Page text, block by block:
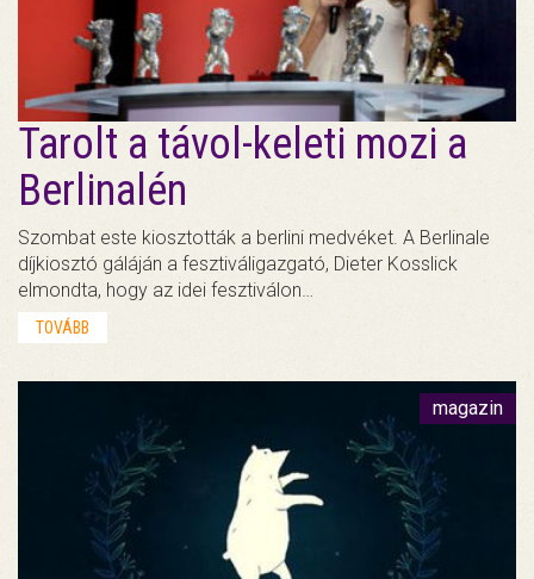
Tarolt a távol-keleti mozi a
Berlinalén
Szombat este kiosztották a berlini medvéket. A Berlinale
díjkiosztó gáláján a fesztiváligazgató, Dieter Kosslick
elmondta, hogy az idei fesztiválon…
TOVÁBB
magazin